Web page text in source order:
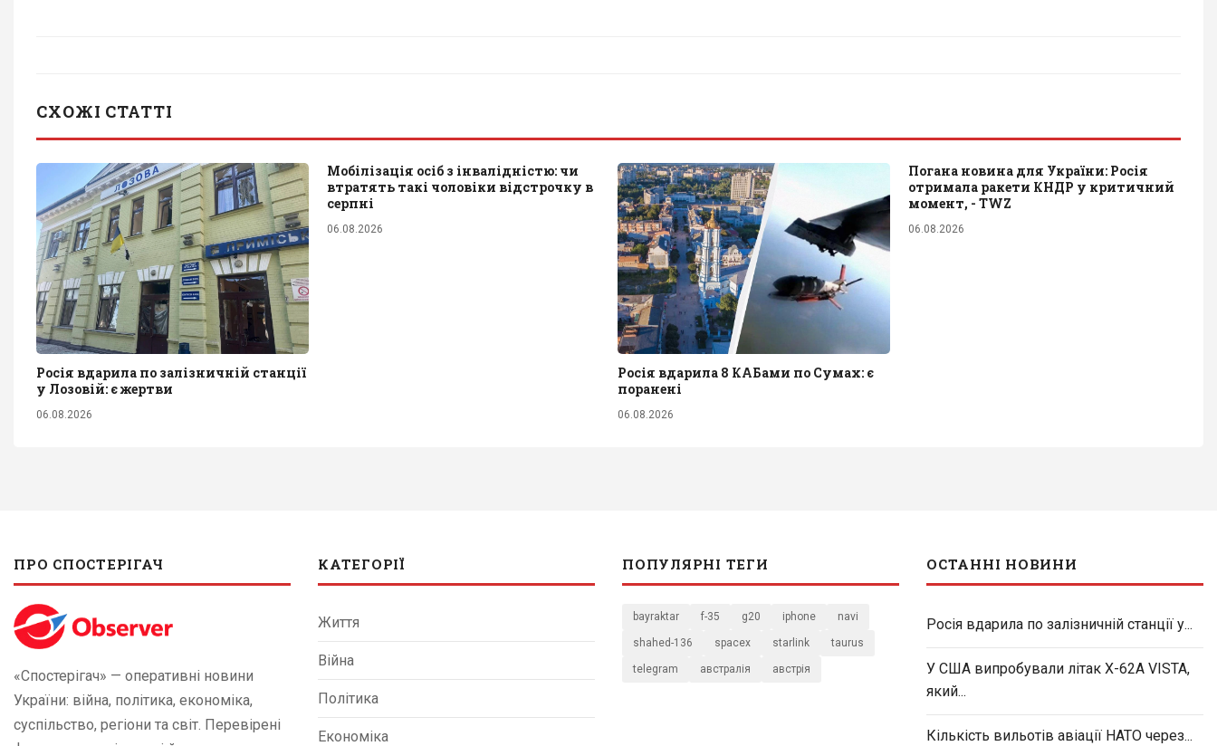
СХОЖІ СТАТТІ
Росія вдарила по залізничній станції
у Лозовій: є жертви
06.08.2026
Мобілізація осіб з інвалідністю: чи
втратять такі чоловіки відстрочку в
серпні
06.08.2026
Росія вдарила 8 КАБами по Сумах: є
поранені
06.08.2026
Погана новина для України: Росія
отримала ракети КНДР у критичний
момент, - TWZ
06.08.2026
ПРО СПОСТЕРІГАЧ
«Спостерігач» — оперативні новини
України: війна, політика, економіка,
суспільство, регіони та світ. Перевірені
КАТЕГОРІЇ
Життя
Війна
Політика
Економіка
ПОПУЛЯРНІ ТЕГИ
bayraktar f-35 g20 iphone navi
shahed-136 spacex starlink taurus
telegram австралія австрія
ОСТАННІ НОВИНИ
Росія вдарила по залізничній станції у...
У США випробували літак X-62A VISTA,
який...
Кількість вильотів авіації НАТО через...